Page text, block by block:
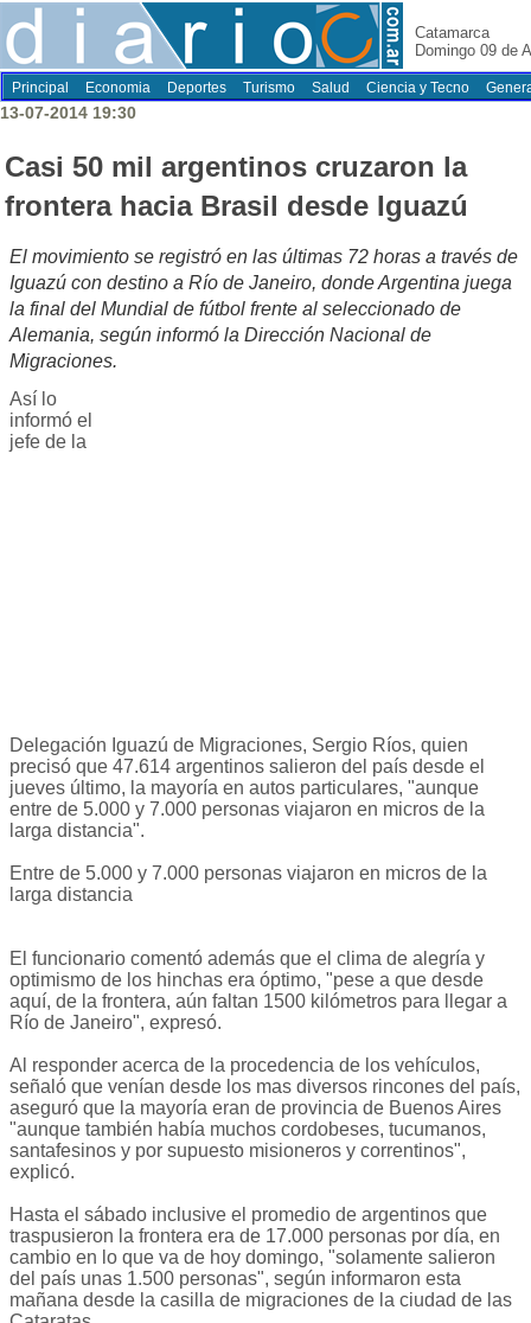
Catamarca
Domingo 09 de
Principal Economia Deportes Turismo Salud Ciencia y Tecno
13-07-2014 19:30
Casi 50 mil argentinos cruzaron la
frontera hacia Brasil desde Iguazú
El movimiento se registró en las últimas 72 horas a través de
Iguazú con destino a Río de Janeiro, donde Argentina juega
la final del Mundial de fútbol frente al seleccionado de
Alemania, según informó la Dirección Nacional de
Migraciones.
Así lo
informó el
jefe de la
Delegación Iguazú de Migraciones, Sergio Ríos, quien
precisó que 47.614 argentinos salieron del país desde el
jueves último, la mayoría en autos particulares, "aunque
entre de 5.000 y 7.000 personas viajaron en micros de la
larga distancia".
Entre de 5.000 y 7.000 personas viajaron en micros de la
larga distancia
El funcionario comentó además que el clima de alegría y
optimismo de los hinchas era óptimo, "pese a que desde
aquí, de la frontera, aún faltan 1500 kilómetros para llegar a
Río de Janeiro", expresó.
Al responder acerca de la procedencia de los vehículos,
señaló que venían desde los mas diversos rincones del país,
aseguró que la mayoría eran de provincia de Buenos Aires
"aunque también había muchos cordobeses, tucumanos,
santafesinos y por supuesto misioneros y correntinos",
explicó.
Hasta el sábado inclusive el promedio de argentinos que
traspusieron la frontera era de 17.000 personas por día, en
cambio en lo que va de hoy domingo, "solamente salieron
del país unas 1.500 personas", según informaron esta
mañana desde la casilla de migraciones de la ciudad de las